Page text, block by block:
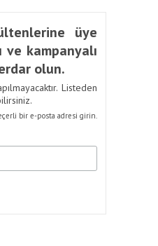
üye
kampanyalı
olun.
Listeden
bir e-posta adresi girin.